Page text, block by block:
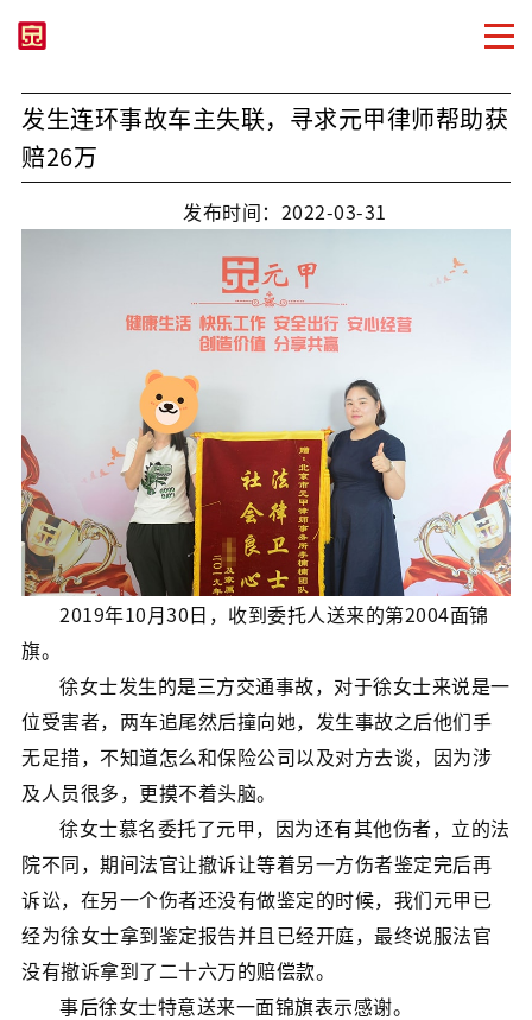
发生连环事故车主失联，寻求元甲律师帮助获
赔26万
发布时间：2022-03-31
2019年10月30日，收到委托人送来的第2004面锦
旗。
徐女士发生的是三方交通事故，对于徐女士来说是一
位受害者，两车追尾然后撞向她，发生事故之后他们手
无足措，不知道怎么和保险公司以及对方去谈，因为涉
及人员很多，更摸不着头脑。
徐女士慕名委托了元甲，因为还有其他伤者，立的法
院不同，期间法官让撤诉让等着另一方伤者鉴定完后再
诉讼，在另一个伤者还没有做鉴定的时候，我们元甲已
经为徐女士拿到鉴定报告并且已经开庭，最终说服法官
没有撤诉拿到了二十六万的赔偿款。
事后徐女士特意送来一面锦旗表示感谢。